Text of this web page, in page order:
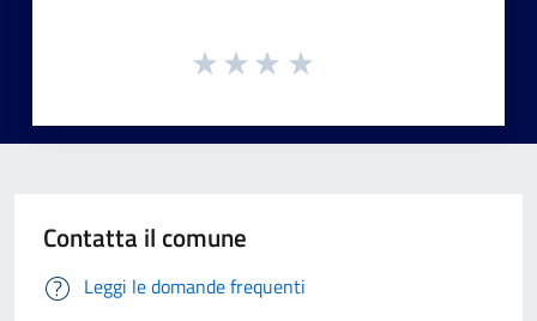
Contatta il comune
Leggi le domande frequenti